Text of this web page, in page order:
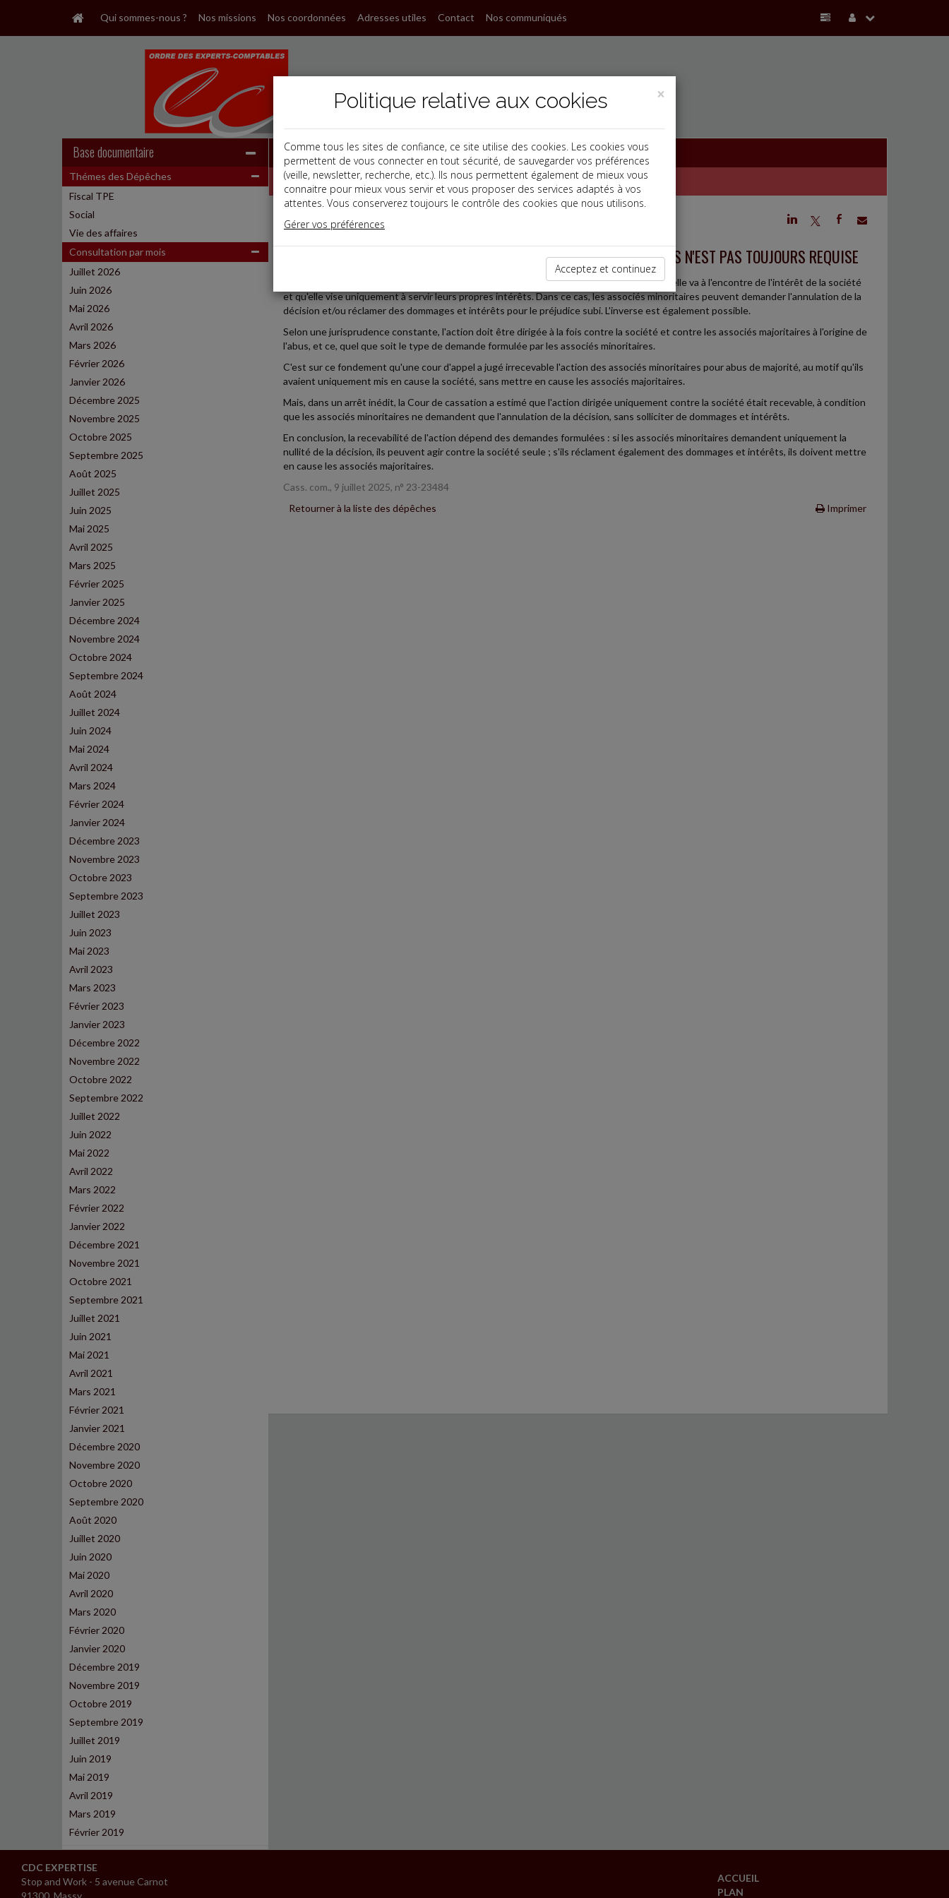
Qui sommes-nous ? Nos missions Nos coordonnées Adresses utiles Contact Nos communiqués
Base documentaire
Thémes des Dépêches
Fiscal TPE
Social
Vie des affaires
Consultation par mois
Juillet 2026
Juin 2026
Mai 2026
Avril 2026
Mars 2026
Février 2026
Janvier 2026
Décembre 2025
Novembre 2025
Octobre 2025
Septembre 2025
Août 2025
Juillet 2025
Juin 2025
Mai 2025
Avril 2025
Mars 2025
Février 2025
Janvier 2025
Décembre 2024
Novembre 2024
Octobre 2024
Septembre 2024
Août 2024
Juillet 2024
Juin 2024
Mai 2024
Avril 2024
Mars 2024
Février 2024
Janvier 2024
Décembre 2023
Novembre 2023
Octobre 2023
Septembre 2023
Juillet 2023
Juin 2023
Mai 2023
Avril 2023
Mars 2023
Février 2023
Janvier 2023
Décembre 2022
Novembre 2022
Octobre 2022
Septembre 2022
Juillet 2022
Juin 2022
Mai 2022
Avril 2022
Mars 2022
Février 2022
Janvier 2022
Décembre 2021
Novembre 2021
Octobre 2021
Septembre 2021
Juillet 2021
Juin 2021
Mai 2021
Avril 2021
Mars 2021
Février 2021
Janvier 2021
Décembre 2020
Novembre 2020
Octobre 2020
Septembre 2020
Août 2020
Juillet 2020
Juin 2020
Mai 2020
Avril 2020
Mars 2020
Février 2020
Janvier 2020
Décembre 2019
Novembre 2019
Octobre 2019
Septembre 2019
Juillet 2019
Juin 2019
Mai 2019
Avril 2019
Mars 2019
Février 2019
Dépêches
j a b
Date: 2025-09-30
ABUS DE MAJORITÉ : LA MISE EN CAUSE DES ASSOCIÉS MAJORITAIRES N'EST PAS TOUJOURS REQUISE
Il y a abus de majorité lorsqu'une décision est prise par les associés majoritaires, alors qu'elle va à l'encontre de l'intérêt de la société
et qu'elle vise uniquement à servir leurs propres intérêts. Dans ce cas, les associés minoritaires peuvent demander l'annulation de la
décision et/ou réclamer des dommages et intérêts pour le préjudice subi. L'inverse est également possible.
Selon une jurisprudence constante, l'action doit être dirigée à la fois contre la société et contre les associés majoritaires à l'origine de
l'abus, et ce, quel que soit le type de demande formulée par les associés minoritaires.
C'est sur ce fondement qu'une cour d'appel a jugé irrecevable l'action des associés minoritaires pour abus de majorité, au motif qu'ils
avaient uniquement mis en cause la société, sans mettre en cause les associés majoritaires.
Mais, dans un arrêt inédit, la Cour de cassation a estimé que l'action dirigée uniquement contre la société était recevable, à condition
que les associés minoritaires ne demandent que l'annulation de la décision, sans solliciter de dommages et intérêts.
En conclusion, la recevabilité de l'action dépend des demandes formulées : si les associés minoritaires demandent uniquement la
nullité de la décision, ils peuvent agir contre la société seule ; s'ils réclament également des dommages et intérêts, ils doivent mettre
en cause les associés majoritaires.
Cass. com., 9 juillet 2025, n° 23-23484
Retourner à la liste des dépêches
Imprimer
CDC EXPERTISE
Stop and Work - 5 avenue Carnot
91300 Massy
ACCUEIL
PLAN
×
Politique relative aux cookies
Comme tous les sites de confiance, ce site utilise des cookies. Les cookies vous
permettent de vous connecter en tout sécurité, de sauvegarder vos préférences
(veille, newsletter, recherche, etc.). Ils nous permettent également de mieux vous
connaitre pour mieux vous servir et vous proposer des services adaptés à vos
attentes. Vous conserverez toujours le contrôle des cookies que nous utilisons.
Gérer vos préférences
Acceptez et continuez